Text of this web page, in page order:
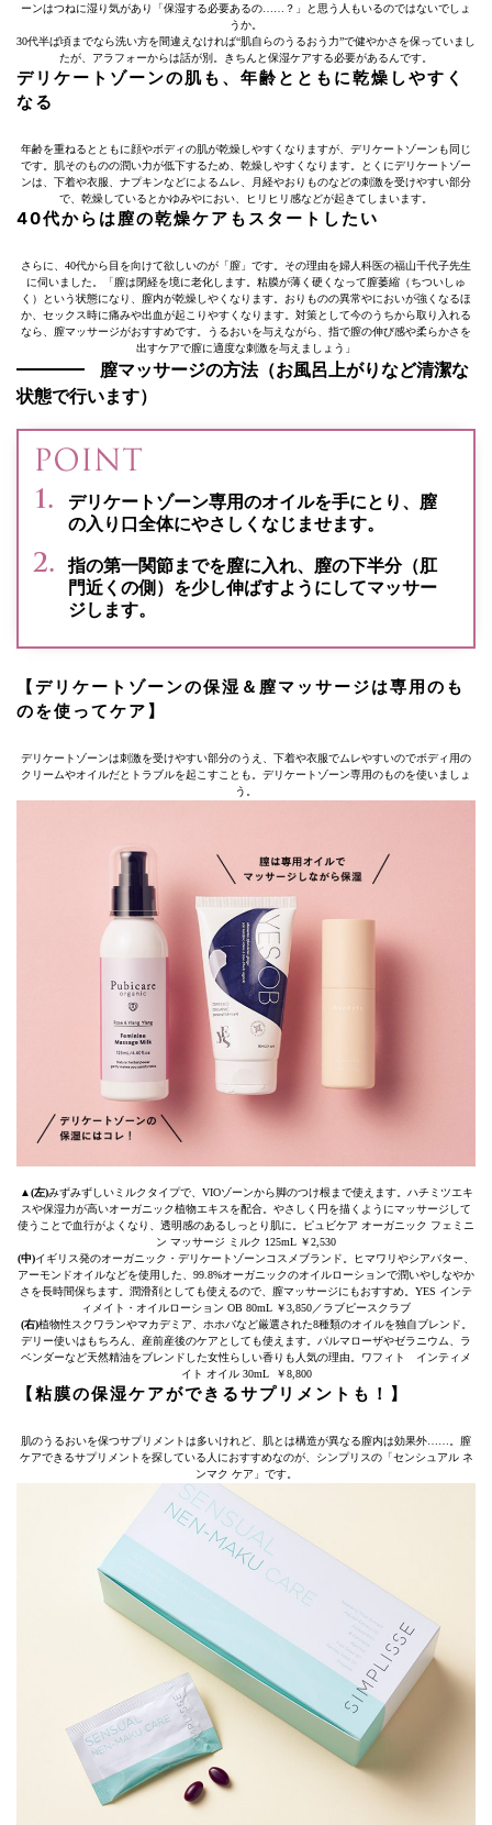
ーンはつねに湿り気があり「保湿する必要あるの……？」と思う人もいるのではないでしょ
うか。
30代半ば頃までなら洗い方を間違えなければ“肌自らのうるおう力”で健やかさを保っていまし
たが、アラフォーからは話が別。きちんと保湿ケアする必要があるんです。
デリケートゾーンの肌も、年齢とともに乾燥しやすく
なる
年齢を重ねるとともに顔やボディの肌が乾燥しやすくなりますが、デリケートゾーンも同じ
です。肌そのものの潤い力が低下するため、乾燥しやすくなります。とくにデリケートゾー
ンは、下着や衣服、ナプキンなどによるムレ、月経やおりものなどの刺激を受けやすい部分
で、乾燥しているとかゆみやにおい、ヒリヒリ感などが起きてしまいます。
40代からは膣の乾燥ケアもスタートしたい
さらに、40代から目を向けて欲しいのが「膣」です。その理由を婦人科医の福山千代子先生
に伺いました。「膣は閉経を境に老化します。粘膜が薄く硬くなって膣萎縮（ちついしゅ
く）という状態になり、膣内が乾燥しやくなります。おりものの異常やにおいが強くなるほ
か、セックス時に痛みや出血が起こりやすくなります。対策として今のうちから取り入れる
なら、膣マッサージがおすすめです。うるおいを与えながら、指で膣の伸び感や柔らかさを
出すケアで膣に適度な刺激を与えましょう」
膣マッサージの方法（お風呂上がりなど清潔な
状態で行います）
デリケートゾーン専用のオイルを手にとり、膣
の入り口全体にやさしくなじませます。
指の第一関節までを膣に入れ、膣の下半分（肛
門近くの側）を少し伸ばすようにしてマッサー
ジします。
【デリケートゾーンの保湿＆膣マッサージは専用のも
のを使ってケア】
デリケートゾーンは刺激を受けやすい部分のうえ、下着や衣服でムレやすいのでボディ用の
クリームやオイルだとトラブルを起こすことも。デリケートゾーン専用のものを使いましょ
う。
▲(左)みずみずしいミルクタイプで、VIOゾーンから脚のつけ根まで使えます。ハチミツエキ
スや保湿力が高いオーガニック植物エキスを配合。やさしく円を描くようにマッサージして
使うことで血行がよくなり、透明感のあるしっとり肌に。ピュビケア オーガニック フェミニ
ン マッサージ ミルク 125mL ￥2,530
(中)イギリス発のオーガニック・デリケートゾーンコスメブランド。ヒマワリやシアバター、
アーモンドオイルなどを使用した、99.8%オーガニックのオイルローションで潤いやしなやか
さを長時間保ちます。潤滑剤としても使えるので、膣マッサージにもおすすめ。YES インテ
ィメイト・オイルローション OB 80mL ￥3,850／ラブピースクラブ
(右)植物性スクワランやマカデミア、ホホバなど厳選された8種類のオイルを独自ブレンド。
デリー使いはもちろん、産前産後のケアとしても使えます。パルマローザやゼラニウム、ラ
ベンダーなど天然精油をブレンドした女性らしい香りも人気の理由。ワフィト インティメ
イト オイル 30mL ￥8,800
【粘膜の保湿ケアができるサプリメントも！】
肌のうるおいを保つサプリメントは多いけれど、肌とは構造が異なる膣内は効果外……。膣
ケアできるサプリメントを探している人におすすめなのが、シンプリスの「センシュアル ネ
ンマク ケア」です。